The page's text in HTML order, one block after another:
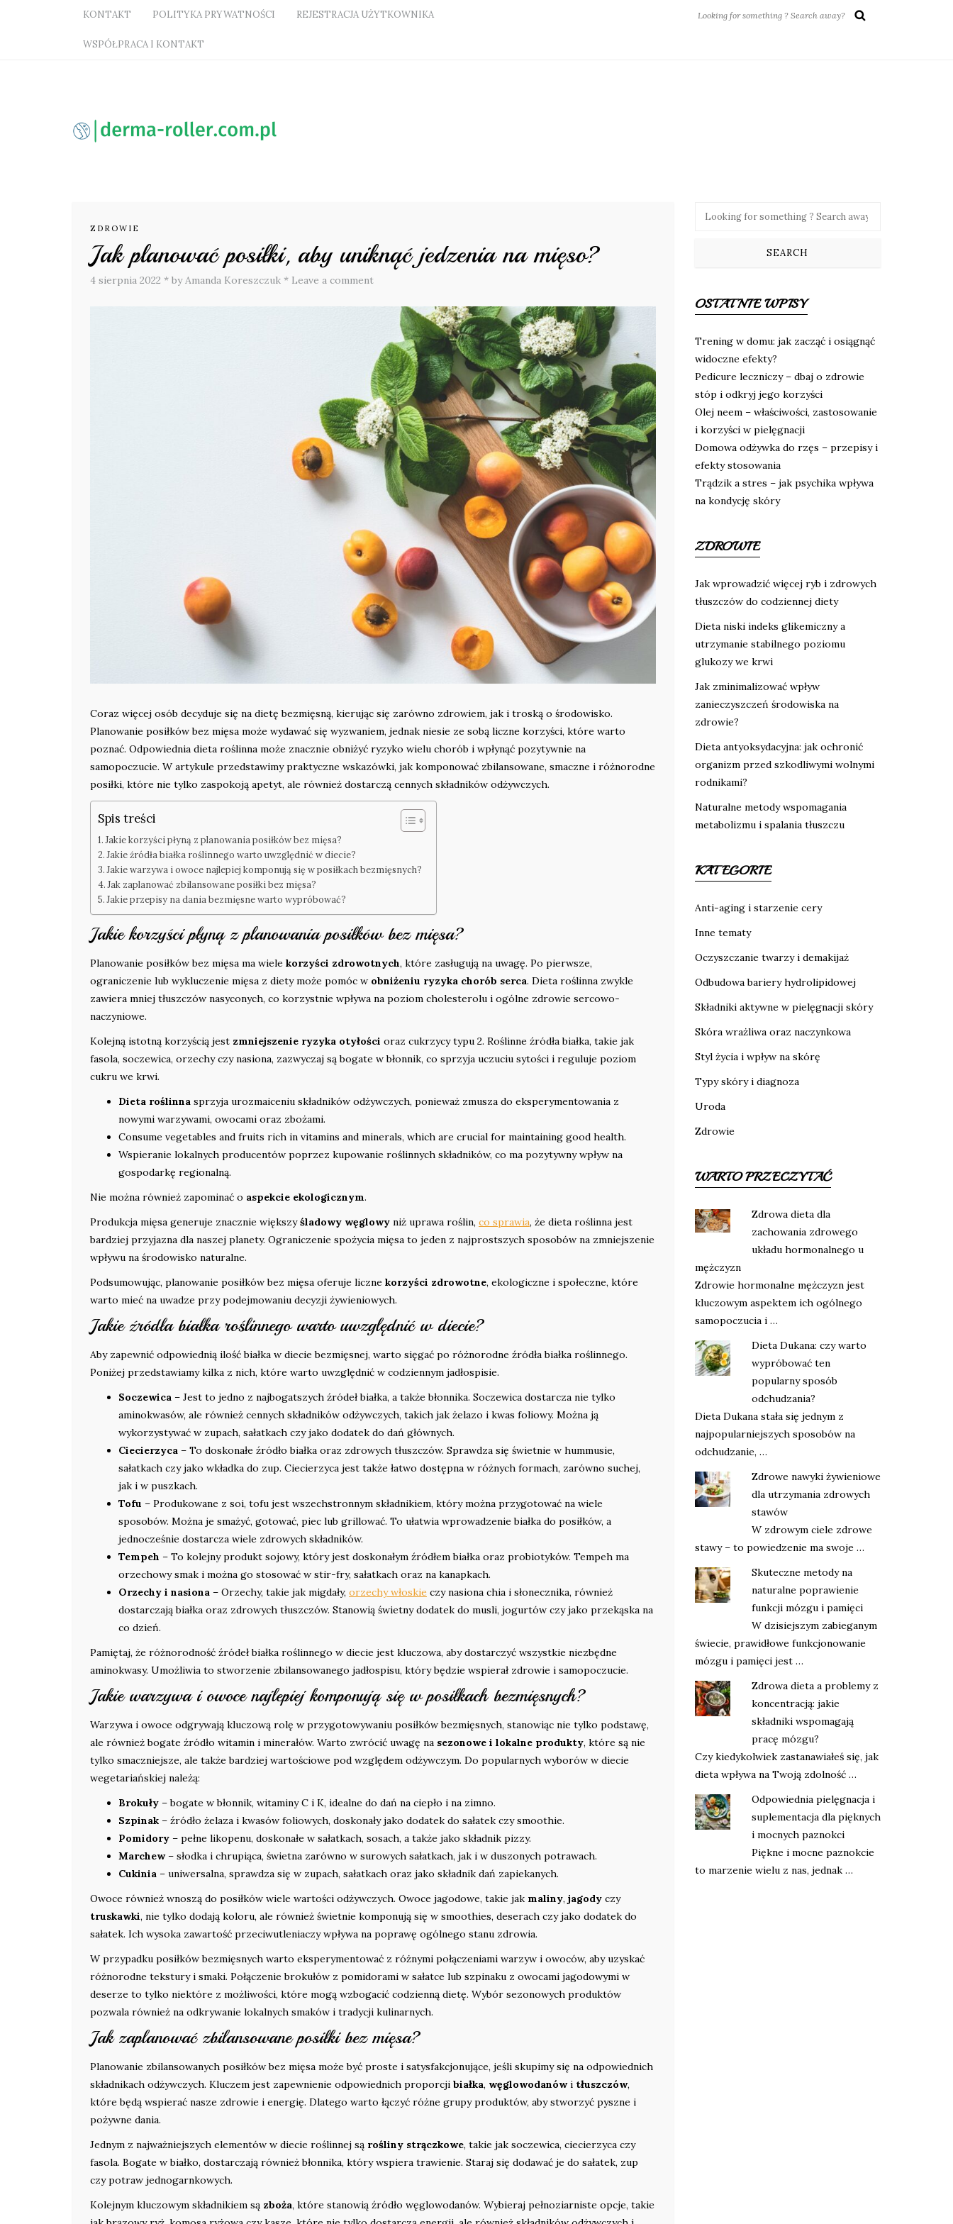
KONTAKT POLITYKA PRYWATNOŚCI REJESTRACJA UŻYTKOWNIKA
WSPÓŁPRACA I KONTAKT
ZDROWIE
Jak planować posiłki, aby uniknąć jedzenia na mięso?
4 sierpnia 2022 * by Amanda Koreszczuk * Leave a comment
Coraz więcej osób decyduje się na dietę bezmięsną, kierując się zarówno zdrowiem, jak i troską o środowisko.
Planowanie posiłków bez mięsa może wydawać się wyzwaniem, jednak niesie ze sobą liczne korzyści, które warto
poznać. Odpowiednia dieta roślinna może znacznie obniżyć ryzyko wielu chorób i wpłynąć pozytywnie na
samopoczucie. W artykule przedstawimy praktyczne wskazówki, jak komponować zbilansowane, smaczne i różnorodne
posiłki, które nie tylko zaspokoją apetyt, ale również dostarczą cennych składników odżywczych.
Spis treści
Jakie korzyści płyną z planowania posiłków bez mięsa?
Jakie źródła białka roślinnego warto uwzględnić w diecie?
Jakie warzywa i owoce najlepiej komponują się w posiłkach bezmięsnych?
Jak zaplanować zbilansowane posiłki bez mięsa?
Jakie przepisy na dania bezmięsne warto wypróbować?
Jakie korzyści płyną z planowania posiłków bez mięsa?
Planowanie posiłków bez mięsa ma wiele korzyści zdrowotnych, które zasługują na uwagę. Po pierwsze,
ograniczenie lub wykluczenie mięsa z diety może pomóc w obniżeniu ryzyka chorób serca. Dieta roślinna zwykle
zawiera mniej tłuszczów nasyconych, co korzystnie wpływa na poziom cholesterolu i ogólne zdrowie sercowo-
naczyniowe.
Kolejną istotną korzyścią jest zmniejszenie ryzyka otyłości oraz cukrzycy typu 2. Roślinne źródła białka, takie jak
fasola, soczewica, orzechy czy nasiona, zazwyczaj są bogate w błonnik, co sprzyja uczuciu sytości i reguluje poziom
cukru we krwi.
Dieta roślinna sprzyja urozmaiceniu składników odżywczych, ponieważ zmusza do eksperymentowania z
nowymi warzywami, owocami oraz zbożami.
Consume vegetables and fruits rich in vitamins and minerals, which are crucial for maintaining good health.
Wspieranie lokalnych producentów poprzez kupowanie roślinnych składników, co ma pozytywny wpływ na
gospodarkę regionalną.
Nie można również zapominać o aspekcie ekologicznym.
Produkcja mięsa generuje znacznie większyśladowy węglowy niż uprawa roślin, co sprawia, że dieta roślinna jest
bardziej przyjazna dla naszej planety. Ograniczenie spożycia mięsa to jeden z najprostszych sposobów na zmniejszenie
wpływu na środowisko naturalne.
Podsumowując, planowanie posiłków bez mięsa oferuje liczne korzyści zdrowotne, ekologiczne i społeczne, które
warto mieć na uwadze przy podejmowaniu decyzji żywieniowych.
Jakie źródła białka roślinnego warto uwzględnić w diecie?
Aby zapewnić odpowiednią ilość białka w diecie bezmięsnej, warto sięgać po różnorodne źródła białka roślinnego.
Poniżej przedstawiamy kilka z nich, które warto uwzględnić w codziennym jadłospisie.
Soczewica – Jest to jedno z najbogatszych źródeł białka, a także błonnika. Soczewica dostarcza nie tylko
aminokwasów, ale również cennych składników odżywczych, takich jak żelazo i kwas foliowy. Można ją
wykorzystywać w zupach, sałatkach czy jako dodatek do dań głównych.
Ciecierzyca – To doskonałe źródło białka oraz zdrowych tłuszczów. Sprawdza się świetnie w hummusie,
sałatkach czy jako wkładka do zup. Ciecierzyca jest także łatwo dostępna w różnych formach, zarówno suchej,
jak i w puszkach.
Tofu – Produkowane z soi, tofu jest wszechstronnym składnikiem, który można przygotować na wiele
sposobów. Można je smażyć, gotować, piec lub grillować. To ułatwia wprowadzenie białka do posiłków, a
jednocześnie dostarcza wiele zdrowych składników.
Tempeh – To kolejny produkt sojowy, który jest doskonałym źródłem białka oraz probiotyków. Tempeh ma
orzechowy smak i można go stosować w stir-fry, sałatkach oraz na kanapkach.
Orzechy i nasiona – Orzechy, takie jak migdały, orzechy włoskie czy nasiona chia i słonecznika, również
dostarczają białka oraz zdrowych tłuszczów. Stanowią świetny dodatek do musli, jogurtów czy jako przekąska na
co dzień.
Pamiętaj, że różnorodność źródeł białka roślinnego w diecie jest kluczowa, aby dostarczyć wszystkie niezbędne
aminokwasy. Umożliwia to stworzenie zbilansowanego jadłospisu, który będzie wspierał zdrowie i samopoczucie.
Jakie warzywa i owoce najlepiej komponują się w posiłkach bezmięsnych?
Warzywa i owoce odgrywają kluczową rolę w przygotowywaniu posiłków bezmięsnych, stanowiąc nie tylko podstawę,
ale również bogate źródło witamin i minerałów. Warto zwrócić uwagę na sezonowe i lokalne produkty, które są nie
tylko smaczniejsze, ale także bardziej wartościowe pod względem odżywczym. Do popularnych wyborów w diecie
wegetariańskiej należą:
Brokuły – bogate w błonnik, witaminy C i K, idealne do dań na ciepło i na zimno.
Szpinak – źródło żelaza i kwasów foliowych, doskonały jako dodatek do sałatek czy smoothie.
Pomidory – pełne likopenu, doskonałe w sałatkach, sosach, a także jako składnik pizzy.
Marchew– słodka i chrupiąca, świetna zarówno w surowych sałatkach, jak i w duszonych potrawach.
Cukinia – uniwersalna, sprawdza się w zupach, sałatkach oraz jako składnik dań zapiekanych.
Owoce również wnoszą do posiłków wiele wartości odżywczych. Owoce jagodowe, takie jak maliny, jagody czy
truskawki, nie tylko dodają koloru, ale również świetnie komponują się w smoothies, deserach czy jako dodatek do
sałatek. Ich wysoka zawartość przeciwutleniaczy wpływa na poprawę ogólnego stanu zdrowia.
W przypadku posiłków bezmięsnych warto eksperymentować z różnymi połączeniami warzyw i owoców, aby uzyskać
różnorodne tekstury i smaki. Połączenie brokułów z pomidorami w sałatce lub szpinaku z owocami jagodowymi w
deserze to tylko niektóre z możliwości, które mogą wzbogacić codzienną dietę. Wybór sezonowych produktów
pozwala również na odkrywanie lokalnych smaków i tradycji kulinarnych.
Jak zaplanować zbilansowane posiłki bez mięsa?
Planowanie zbilansowanych posiłków bez mięsa może być proste i satysfakcjonujące, jeśli skupimy się na odpowiednich
składnikach odżywczych. Kluczem jest zapewnienie odpowiednich proporcji białka, węglowodanówi tłuszczów,
które będą wspierać nasze zdrowie i energię. Dlatego warto łączyć różne grupy produktów, aby stworzyć pyszne i
pożywne dania.
Jednym z najważniejszych elementów w diecie roślinnej są rośliny strączkowe, takie jak soczewica, ciecierzyca czy
fasola. Bogate w białko, dostarczają również błonnika, który wspiera trawienie. Staraj się dodawać je do sałatek, zup
czy potraw jednogarnkowych.
Kolejnym kluczowym składnikiem są zboża, które stanowią źródło węglowodanów. Wybieraj pełnoziarniste opcje, takie
OSTATNIE WPISY
Trening w domu: jak zacząć i osiągnąć
widoczne efekty?
Pedicure leczniczy – dbaj o zdrowie
stóp i odkryj jego korzyści
Olej neem – właściwości, zastosowanie
i korzyści w pielęgnacji
Domowa odżywka do rzęs – przepisy i
efekty stosowania
Trądzik a stres – jak psychika wpływa
na kondycję skóry
ZDROWIE
Jak wprowadzić więcej ryb i zdrowych
tłuszczów do codziennej diety
Dieta niski indeks glikemiczny a
utrzymanie stabilnego poziomu
glukozy we krwi
Jak zminimalizować wpływ
zanieczyszczeń środowiska na
zdrowie?
Dieta antyoksydacyjna: jak ochronić
organizm przed szkodliwymi wolnymi
rodnikami?
Naturalne metody wspomagania
metabolizmu i spalania tłuszczu
KATEGORIE
Anti-aging i starzenie cery
Inne tematy
Oczyszczanie twarzy i demakijaż
Odbudowa bariery hydrolipidowej
Składniki aktywne w pielęgnacji skóry
Skóra wrażliwa oraz naczynkowa
Styl życia i wpływ na skórę
Typy skóry i diagnoza
Uroda
Zdrowie
WARTO PRZECZYTAĆ
Zdrowa dieta dla
zachowania zdrowego
układu hormonalnego u
mężczyzn
Zdrowie hormonalne mężczyzn jest
kluczowym aspektem ich ogólnego
samopoczucia i …
Dieta Dukana: czy warto
wypróbować ten
popularny sposób
odchudzania?
Dieta Dukana stała się jednym z
najpopularniejszych sposobów na
odchudzanie, …
Zdrowe nawyki żywieniowe
dla utrzymania zdrowych
stawów
W zdrowym ciele zdrowe
stawy – to powiedzenie ma swoje …
Skuteczne metody na
naturalne poprawienie
funkcji mózgu i pamięci
W dzisiejszym zabieganym
świecie, prawidłowe funkcjonowanie
mózgu i pamięci jest …
Zdrowa dieta a problemy z
koncentracją: jakie
składniki wspomagają
pracę mózgu?
Czy kiedykolwiek zastanawiałeś się, jak
dieta wpływa na Twoją zdolność …
Odpowiednia pielęgnacja i
suplementacja dla pięknych
i mocnych paznokci
Piękne i mocne paznokcie
to marzenie wielu z nas, jednak …